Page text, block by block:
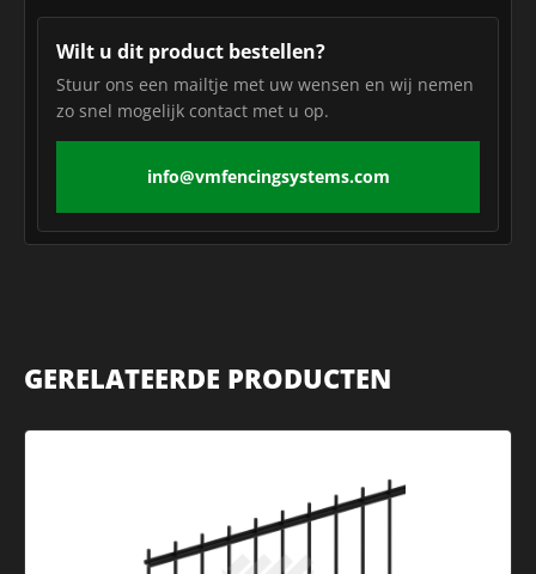
Wilt u dit product bestellen?
Stuur ons een mailtje met uw wensen en wij nemen
zo snel mogelijk contact met u op.
info@vmfencingsystems.com
GERELATEERDE PRODUCTEN